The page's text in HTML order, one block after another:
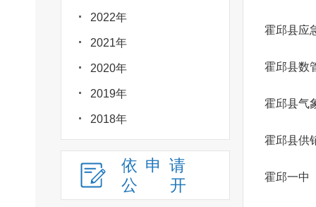
2022年
2021年
2020年
2019年
2018年
依申请
公
开
霍邱县应
霍邱县数
霍邱县气
霍邱县供
霍邱一中